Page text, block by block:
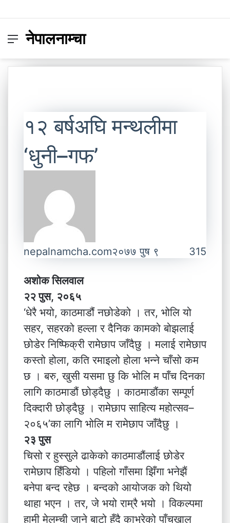
Menu
नेपालनाम्चा
१२ बर्षअघि मन्थलीमा
‘धुनी–गफ’
nepalnamcha.com२०७७ पुष ९ 315
अशोक सिलवाल
२२ पुस, २०६५
‘धेरै भयो, काठमाडौंं नछोडेको । तर, भोलि यो
सहर, सहरको हल्ला र दैनिक कामको बोझलाई
छोडेर निष्फिक्री रामेछाप जाँदैछु । मलाई रामेछाप
कस्तो होला, कति रमाइलो होला भन्ने चाँसो कम
छ । बरु, खुसी यसमा छु कि भोलि म पाँच दिनका
लागि काठमाडौं छोड्दैछु । काठमाडौंका सम्पूर्ण
दिक्दारी छोड्दैछु । रामेछाप साहित्य महोत्सव–
२०६५’का लागि भोलि म रामेछाप जाँदैछु ।
२३ पुस
चिसो र हुस्सुले ढाकेको काठमाडौंलाई छोडेर
रामेछाप हिँडियो । पहिलो गाँसमा झिँगा भनेझैं
बनेपा बन्द रहेछ । बन्दको आयोजक को थियो
थाहा भएन । तर, जे भयो राम्रै भयो । विकल्पमा
हामी मेलम्ची जाने बाटो हुँदै काभ्रेको पाँचखाल